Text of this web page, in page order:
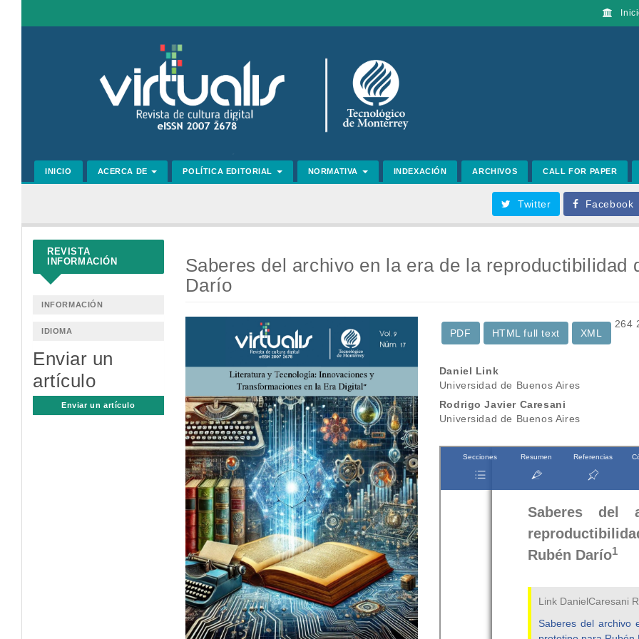
INICIO ACERCA DE POLÍTICA EDITORIAL NORMATIVA INDEXACIÓN ARCHIVOS CALL FOR PAPER
Twitter Facebook
REVISTA
INFORMACIÓN
INFORMACIÓN
IDIOMA
Enviar un
artículo
Enviar un artículo
Saberes del archivo en la era de la reproductibilidad
Darío
lateral
del
artículo
264
PDF
HTML full text
XML
Contenido
principal
del
artículo
Daniel Link
Universidad de Buenos Aires
Rodrigo Javier Caresani
Universidad de Buenos Aires